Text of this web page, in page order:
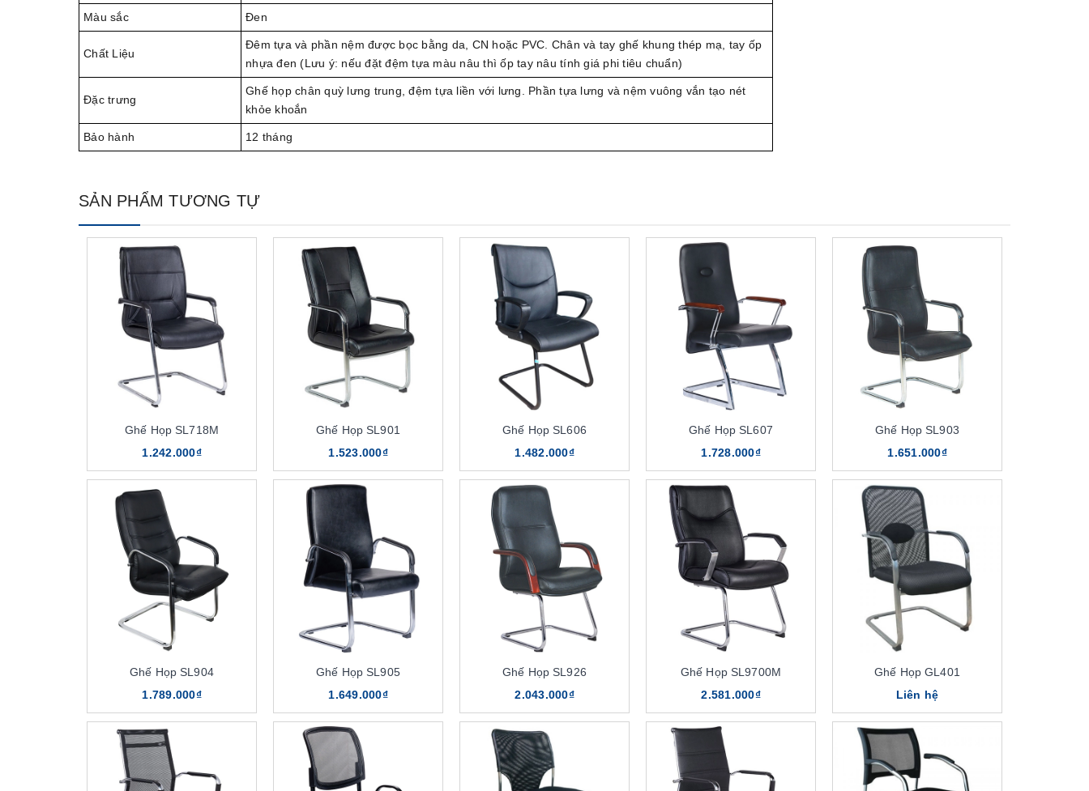
Màu sắc Đen
Chất Liệu
Đêm tựa và phần nệm được bọc bằng da, CN hoặc PVC. Chân và tay ghế khung thép mạ, tay ốp
nhựa đen (Lưu ý: nếu đặt đệm tựa màu nâu thì ốp tay nâu tính giá phi tiêu chuẩn)
Đặc trưng
Ghế họp chân quỳ lưng trung, đệm tựa liền với lưng. Phần tựa lưng và nệm vuông vắn tạo nét
khỏe khoắn
Bảo hành 12 tháng
SẢN PHẨM TƯƠNG TỰ
Ghế Họp SL718M
1.242.000₫
Ghế Họp SL901
1.523.000₫
Ghế Họp SL606
1.482.000₫
Ghế Họp SL607
1.728.000₫
Ghế Họp SL903
1.651.000₫
Ghế Họp SL904
1.789.000₫
Ghế Họp SL905
1.649.000₫
Ghế Họp SL926
2.043.000₫
Ghế Họp SL9700M
2.581.000₫
Ghế Họp GL401
Liên hệ